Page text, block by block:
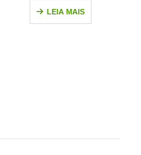
LEIA MAIS